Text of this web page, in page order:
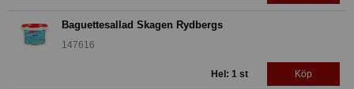
Baguettesallad Skagen Rydbergs
147616
Hel: 1 st Köp